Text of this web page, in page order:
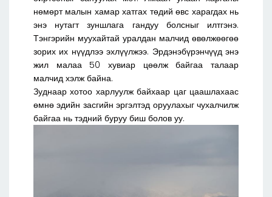
нөмөрт малын хамар хатгах төдий өвс харагдах нь
энэ нутагт зуншлага гандуу болсныг илтгэнэ.
Тэнгэрийн муухайтай уралдан малчид өвөлжөөгөө
зорих их нүүдлээ эхлүүлжээ. Эрдэнэбүрэнчүүд энэ
жил малаа 50 хувиар цөөлж байгаа талаар
малчид хэлж байна.
Зуднаар хотоо харлуулж байхаар цаг цаашлахаас
өмнө эдийн засгийн эргэлтэд оруулахыг чухалчилж
байгаа нь тэдний буруу биш болов уу.